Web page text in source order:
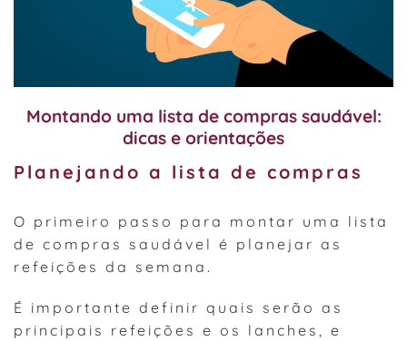
Montando uma lista de compras saudável:
dicas e orientações
Planejando a lista de compras
O primeiro passo para montar uma lista
de compras saudável é planejar as
refeições da semana.
É importante definir quais serão as
principais refeições e os lanches, e